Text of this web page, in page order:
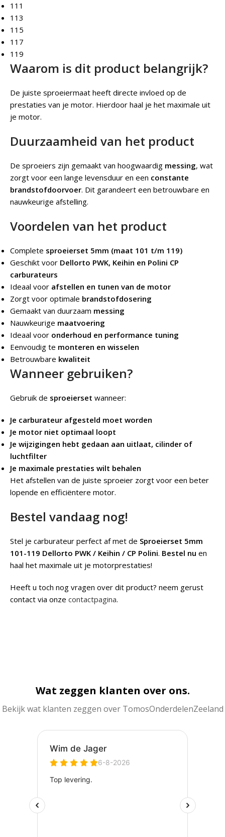
111
113
115
117
119
Waarom is dit product belangrijk?
De juiste sproeiermaat heeft directe invloed op de
prestaties van je motor. Hierdoor haal je het maximale uit
je motor.
Duurzaamheid van het product
De sproeiers zijn gemaakt van hoogwaardig messing, wat
zorgt voor een lange levensduur en een constante
brandstofdoorvoer. Dit garandeert een betrouwbare en
nauwkeurige afstelling.
Voordelen van het product
Complete sproeierset 5mm (maat 101 t/m 119)
Geschikt voor Dellorto PWK, Keihin en Polini CP
carburateurs
Ideaal voor afstellen en tunen van de motor
Zorgt voor optimale brandstofdosering
Gemaakt van duurzaam messing
Nauwkeurige maatvoering
Ideaal voor onderhoud en performance tuning
Eenvoudig te monteren en wisselen
Betrouwbare kwaliteit
Wanneer gebruiken?
Gebruik de sproeierset wanneer:
Je carburateur afgesteld moet worden
Je motor niet optimaal loopt
Je wijzigingen hebt gedaan aan uitlaat, cilinder of
luchtfilter
Je maximale prestaties wilt behalen
Het afstellen van de juiste sproeier zorgt voor een beter
lopende en efficiëntere motor.
Bestel vandaag nog!
Stel je carburateur perfect af met de Sproeierset 5mm
101-119 Dellorto PWK / Keihin / CP Polini. Bestel nu en
haal het maximale uit je motorprestaties!
Heeft u toch nog vragen over dit product? neem gerust
contact via onze contactpagina.
Wat zeggen klanten over ons.
Bekijk wat klanten zeggen over TomosOnderdelenZeeland